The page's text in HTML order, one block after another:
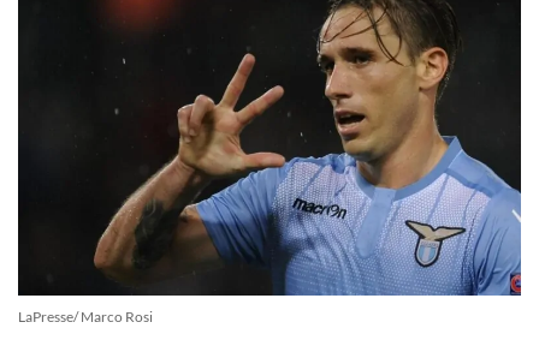
LaPresse/ Marco Rosi